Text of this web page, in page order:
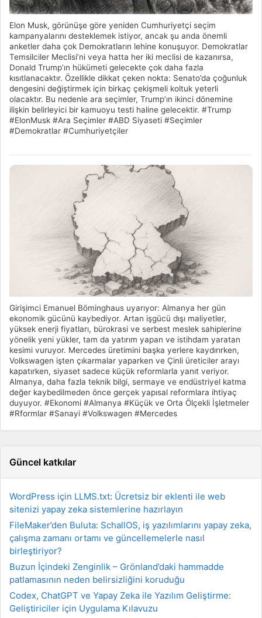
Elon Musk, görünüşe göre yeniden Cumhuriyetçi seçim
kampanyalarını desteklemek istiyor, ancak şu anda önemli
anketler daha çok Demokratların lehine konuşuyor. Demokratlar
Temsilciler Meclisi’ni veya hatta her iki meclisi de kazanırsa,
Donald Trump’ın hükümeti gelecekte çok daha fazla
kısıtlanacaktır. Özellikle dikkat çeken nokta: Senato’da çoğunluk
dengesini değiştirmek için birkaç çekişmeli koltuk yeterli
olacaktır. Bu nedenle ara seçimler, Trump’ın ikinci dönemine
ilişkin belirleyici bir kamuoyu testi haline gelecektir. #Trump
#ElonMusk #Ara Seçimler #ABD Siyaseti #Seçimler
#Demokratlar #Cumhuriyetçiler
Girişimci Emanuel Böminghaus uyarıyor: Almanya her gün
ekonomik gücünü kaybediyor. Artan işgücü dışı maliyetler,
yüksek enerji fiyatları, bürokrasi ve serbest meslek sahiplerine
yönelik yeni yükler, tam da yatırım yapan ve istihdam yaratan
kesimi vuruyor. Mercedes üretimini başka yerlere kaydırırken,
Volkswagen işten çıkarmalar yaparken ve Çinli üreticiler arayı
kapatırken, siyaset sadece küçük reformlarla yanıt veriyor.
Almanya, daha fazla teknik bilgi, sermaye ve endüstriyel katma
değer kaybedilmeden önce gerçek yapısal reformlara ihtiyaç
duyuyor. #Ekonomi #Almanya #Küçük ve Orta Ölçekli İşletmeler
#Rformlar #Sanayi #Volkswagen #Mercedes
Güncel katkılar
WordPress için LLMS.txt: Ücretsiz bir eklenti ile web
sitenizi yapay zeka sistemlerine hazırlayın
FileMaker’den Buluta: SchallOS, iş yazılımlarını yapay zeka,
çalışma zamanı ortamı ve güncellemelerle nasıl
birleştiriyor?
Buzun İçindeki Zenginlik – Grönland’daki hammadde
patlamasının neden belirsizliğini koruduğu
Codex, ChatGPT ve Yapay Zeka ile Yazılım Geliştirme:
Geliştiriciler için Uygulama Kılavuzu